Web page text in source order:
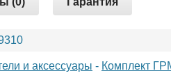
и аксессуары - Комплект